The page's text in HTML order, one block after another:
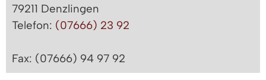
79211 Denzlingen
Telefon: (07666) 23 92
Fax: (07666) 94 97 92